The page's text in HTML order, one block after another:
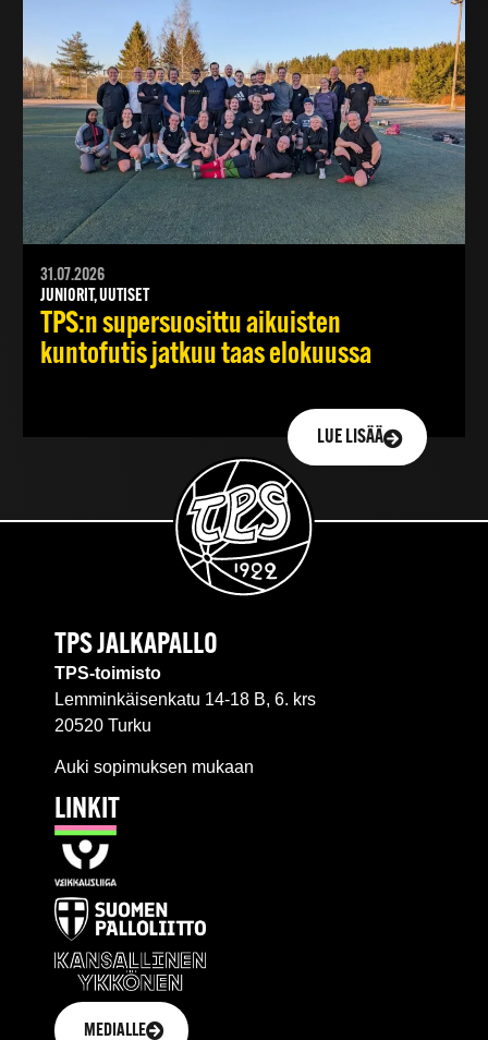
31.07.2026
JUNIORIT, UUTISET
TPS:n supersuosittu aikuisten
kuntofutis jatkuu taas elokuussa
LUE LISÄÄ
TPS JALKAPALLO
TPS-toimisto
Lemminkäisenkatu 14-18 B, 6. krs
20520 Turku
Auki sopimuksen mukaan
LINKIT
MEDIALLE